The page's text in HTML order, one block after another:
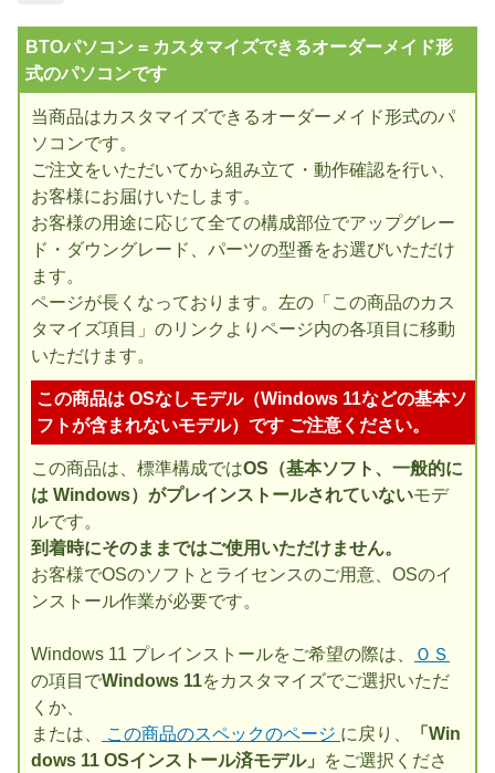
BTOパソコン = カスタマイズできるオーダーメイド形
式のパソコンです
当商品はカスタマイズできるオーダーメイド形式のパ
ソコンです。
ご注文をいただいてから組み立て・動作確認を行い、
お客様にお届けいたします。
お客様の用途に応じて全ての構成部位でアップグレー
ド・ダウングレード、パーツの型番をお選びいただけ
ます。
ページが長くなっております。左の「この商品のカス
タマイズ項目」のリンクよりページ内の各項目に移動
いただけます。
この商品は OSなしモデル（Windows 11などの基本ソ
フトが含まれないモデル）です ご注意ください。
この商品は、標準構成ではOS（基本ソフト、一般的に
は Windows）がプレインストールされていないモデ
ルです。
到着時にそのままではご使用いただけません。
お客様でOSのソフトとライセンスのご用意、OSのイ
ンストール作業が必要です。
Windows 11 プレインストールをご希望の際は、
ＯＳ
の項目でWindows 11をカスタマイズでご選択いただ
くか、
または、
この商品のスペックのページ に戻り、
「Win
dows 11 OSインストール済モデル」
をご選択くださ